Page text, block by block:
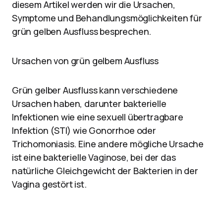
diesem Artikel werden wir die Ursachen,
Symptome und Behandlungsmöglichkeiten für
grün gelben Ausfluss besprechen.
Ursachen von grün gelbem Ausfluss
Grün gelber Ausfluss kann verschiedene
Ursachen haben, darunter bakterielle
Infektionen wie eine sexuell übertragbare
Infektion (STI) wie Gonorrhoe oder
Trichomoniasis. Eine andere mögliche Ursache
ist eine bakterielle Vaginose, bei der das
natürliche Gleichgewicht der Bakterien in der
Vagina gestört ist.